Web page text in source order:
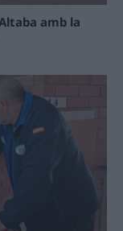
amb la